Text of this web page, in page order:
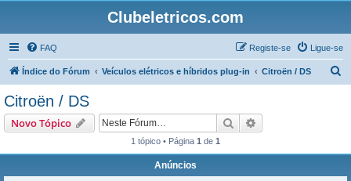
Clubeletricos.com
FAQ Ligue-se
Registe-se
Índice do Fórum Veículos elétricos e híbridos plug-in Citroën / DS
Citroën / DS
Novo Tópico Pesquisar
1 tópico • Página 1 de 1
Anúncios